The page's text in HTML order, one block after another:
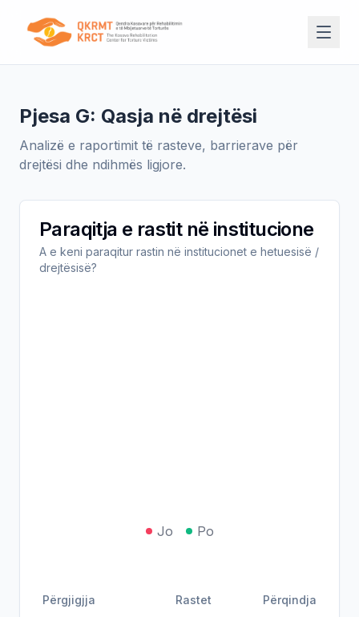
Pjesa G: Qasja në drejtësi
Analizë e raportimit të rasteve, barrierave për
drejtësi dhe ndihmës ligjore.
Paraqitja e rastit në institucione
A e keni paraqitur rastin në institucionet e hetuesisë /
drejtësisë?
Jo Po
Përgjigjja Rastet Përqindja